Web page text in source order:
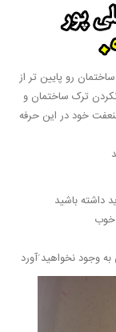
رو پایین تر از
ترک ساختمان و
خود در این حرفه
داشته باشید
خوب
وجود نخواهید َآورد